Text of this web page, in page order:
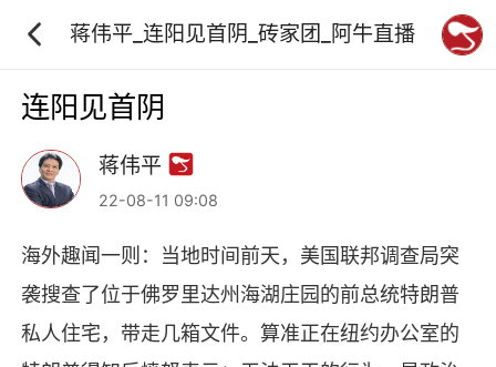
蒋伟平_连阳见首阴_砖家团_阿牛直播
连阳见首阴
蒋伟平
22-08-11 09:08
海外趣闻一则：当地时间前天，美国联邦调查局突
袭搜查了位于佛罗里达州海湖庄园的前总统特朗普
私人住宅，带走几箱文件。算准正在纽约办公室的